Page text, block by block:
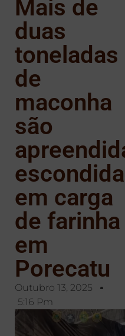
Mais de
duas
toneladas
de
maconha
são
em carga
de farinha
em
Porecatu
Outubro 13, 2025
5:16 Pm